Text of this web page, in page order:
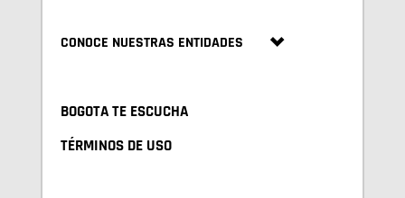
CONOCE NUESTRAS ENTIDADES
BOGOTA TE ESCUCHA
TÉRMINOS DE USO